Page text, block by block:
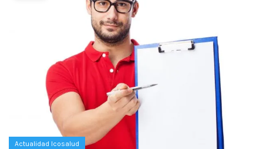
Actualidad Icosalud